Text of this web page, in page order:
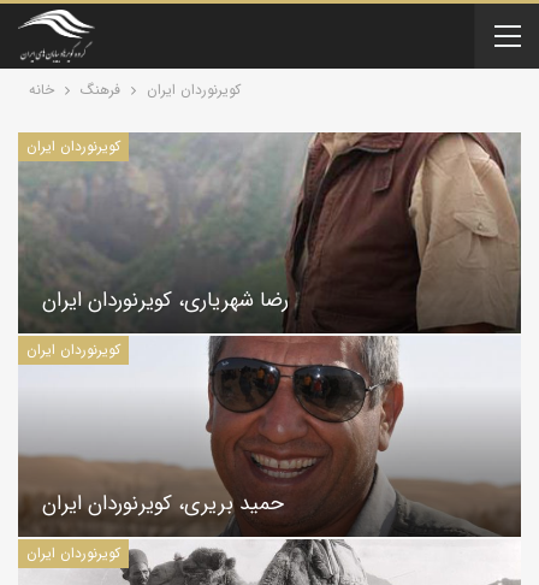
خانه فرهنگ کویرنوردان ایران
کویرنوردان ایران
رضا شهریاری، کویرنوردان ایران
کویرنوردان ایران
حمید بریری، کویرنوردان ایران
کویرنوردان ایران